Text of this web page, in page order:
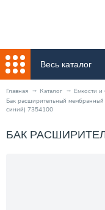
Весь каталог
Главная Каталог Емкости и
Бак расширительный
синий) 7354100
БАК